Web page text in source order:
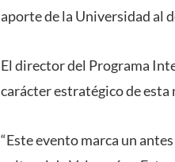
aporte de la Universidad al
El director del Programa
carácter estratégico de
“Este evento marca un